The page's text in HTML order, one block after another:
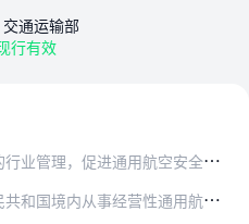
交通运输部
行有效
华人民共和国民用航空法》、《中华人民共和国行政许可法》、《中华人民共和国安全生产法》等法…
性通用航空活动企业的经营许可以及相应的监督管理。